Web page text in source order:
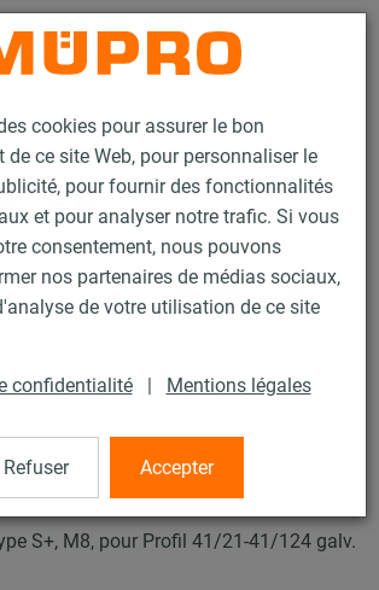
cookies pour assurer le bon
ce site Web, pour personnaliser le
pour fournir des fonctionnalités
et pour analyser notre trafic. Si vous
consentement, nous pouvons
nos partenaires de médias sociaux,
de votre utilisation de ce site
confidentialité | Mentions légales
Refuser Accepter
Contact
de fixation
Fixation de gaines
la fixation de gaines
MPR (plage de charge légère à moyenne)
S+
22 / 69
rail MPR type S+
S+, M8, pour Profil 41/21-41/124 galv.